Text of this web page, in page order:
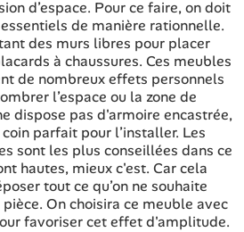
d’espace. Pour ce faire, on doit
de manière rationnelle.
des murs libres pour placer
à chaussures. Ces meubles
de nombreux effets personnels
l’espace ou la zone de
dispose pas d'armoire encastrée,
parfait pour l’installer. Les
sont les plus conseillées dans ce
hautes, mieux c'est. Car cela
tout ce qu’on ne souhaite
On choisira ce meuble avec
favoriser cet effet d'amplitude.